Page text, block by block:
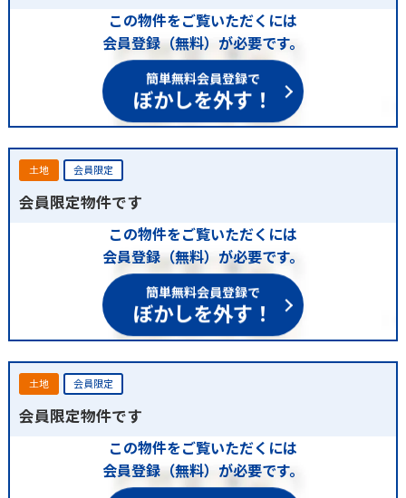
この物件をご覧いただくには
会員登録（無料）が必要です。
簡単無料会員登録で
ぼかしを外す！
土地 会員限定
会員限定物件です
この物件をご覧いただくには
会員登録（無料）が必要です。
簡単無料会員登録で
ぼかしを外す！
土地 会員限定
会員限定物件です
この物件をご覧いただくには
会員登録（無料）が必要です。